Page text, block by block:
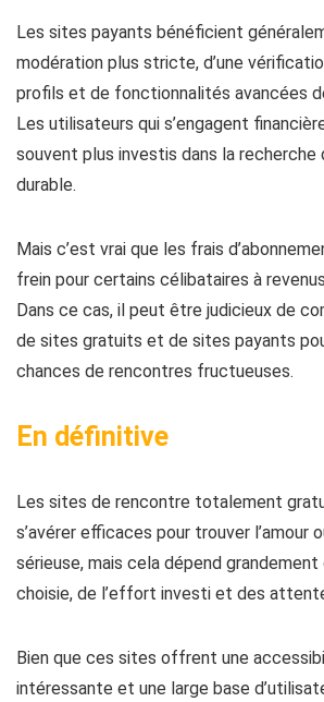
Les sites payants bénéficient
modération plus stricte, d’une
profils et de fonctionnalités avancées
Les utilisateurs qui s’engagent
souvent plus investis dans la recherche
durable.
Mais c’est vrai que les frais
frein pour certains célibataires à
Dans ce cas, il peut être judicieux de
de sites gratuits et de sites payants
chances de rencontres fructueuses.
En définitive
Les sites de rencontre totalement
s’avérer efficaces pour trouver l’amour
sérieuse, mais cela dépend
choisie, de l’effort investi et des
Bien que ces sites offrent une
intéressante et une large base